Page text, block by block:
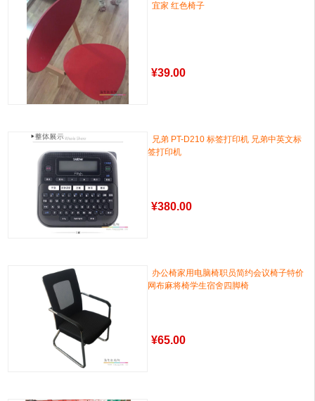
宜家 红色椅子
¥39.00
兄弟 PT-D210 标签打印机 兄弟中英文标
签打印机
¥380.00
办公椅家用电脑椅职员简约会议椅子特价
网布麻将椅学生宿舍四脚椅
¥65.00